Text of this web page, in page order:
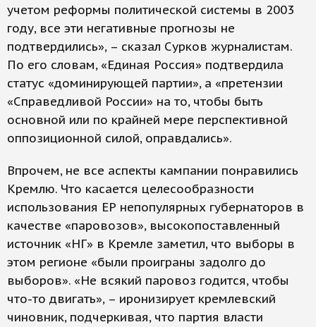
учетом реформы политической системы в 2003
году, все эти негативные прогнозы не
подтвердились», – сказал Сурков журналистам.
По его словам, «Единая Россия» подтвердила
статус «доминирующей партии», а «претензии
«Справедливой России» на то, чтобы быть
основной или по крайней мере перспективной
оппозиционной силой, оправдались».
Впрочем, не все аспекты кампании понравились
Кремлю. Что касается целесообразности
использования ЕР непопулярных губернаторов в
качестве «паровозов», высокопоставленный
источник «НГ» в Кремле заметил, что выборы в
этом регионе «были проиграны задолго до
выборов». «Не всякий паровоз годится, чтобы
что-то двигать», – иронизирует кремлевский
чиновник, подчеркивая, что партия власти